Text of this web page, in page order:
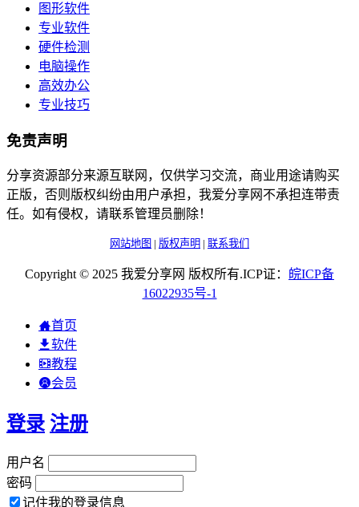
图形软件
专业软件
硬件检测
电脑操作
高效办公
专业技巧
免责声明
分享资源部分来源互联网，仅供学习交流，商业用途请购买
正版，否则版权纠纷由用户承担，我爱分享网不承担连带责
任。如有侵权，请联系管理员删除！
网站地图 | 版权声明 | 联系我们
Copyright © 2025 我爱分享网 版权所有.ICP证： 皖ICP备
16022935号-1
首页
软件
教程
会员
登录 注册
用户名
密码
记住我的登录信息